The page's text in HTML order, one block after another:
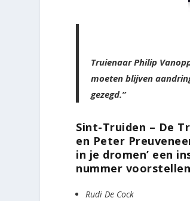
Truienaar Philip
moeten blijven
gezegd.”
Sint-Truiden – De
en Peter
in je dromen’ een
nummer
Rudi De Cock